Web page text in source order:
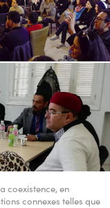
coexistence, en
connexes telles que